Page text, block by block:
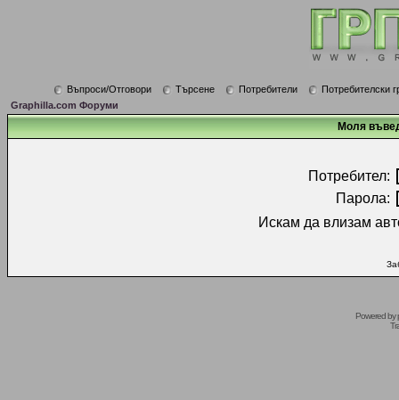
Въпроси/Отговори Търсене Потребители
Потребителски
Graphilla.com Форуми
Моля
Потребител:
Парола:
Искам да влизам
Powered by